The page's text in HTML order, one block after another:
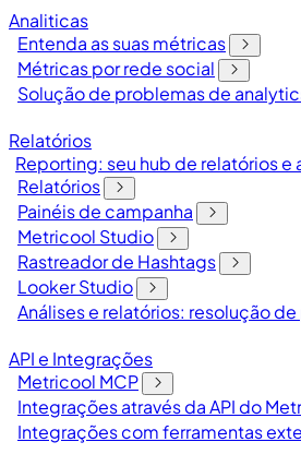
Analiticas
Entenda as suas métricas
Métricas por rede social
Solução de problemas de
Relatórios
Reporting: seu hub de relatórios e
Relatórios
Painéis de campanha
Metricool Studio
Rastreador de Hashtags
Looker Studio
Análises e relatórios: resolução
API e Integrações
Metricool MCP
Integrações através da API do
Integrações com ferramentas